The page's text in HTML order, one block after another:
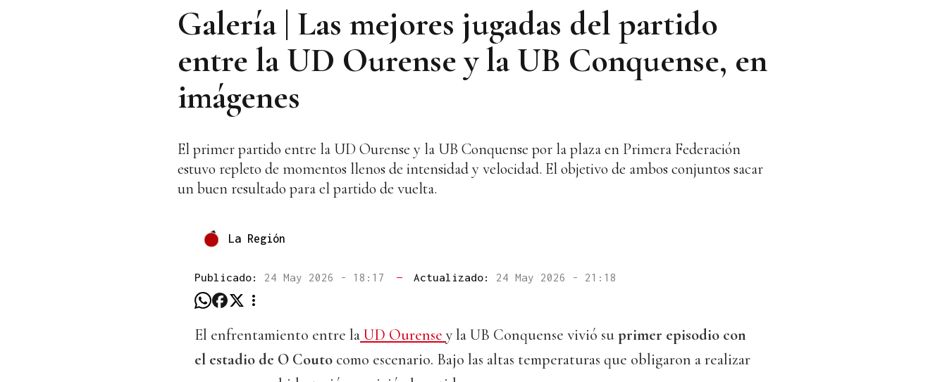
Galería | Las mejores jugadas del partido
entre la UD Ourense y la UB Conquense, en
imágenes
El primer partido entre la UD Ourense y la UB Conquense por la plaza en Primera Federación
estuvo repleto de momentos llenos de intensidad y velocidad. El objetivo de ambos conjuntos sacar
un buen resultado para el partido de vuelta.
La Región
Publicado: 24 May 2026 - 18:17 — Actualizado: 24 May 2026 - 21:18
El enfrentamiento entre laUD Ourense y la UB Conquense vivió suprimer episodio con
el estadio de O Couto como escenario. Bajo las altas temperaturas que obligaron a realizar